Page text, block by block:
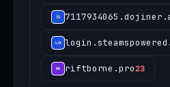
riftborne.pro23